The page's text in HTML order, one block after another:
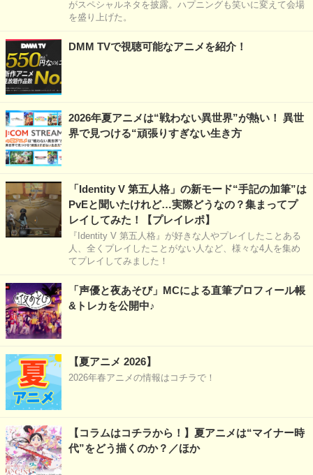
がスペシャルネタを披露。ハプニングも笑いに変えて会場
を盛り上げた。
DMM TVで視聴可能なアニメを紹介！
2026年夏アニメは“戦わない異世界”が熱い！ 異世
界で見つける“頑張りすぎない生き方
「Identity V 第五人格」の新モード“手記の加筆”は
PvEと聞いたけれど…実際どうなの？集まってプ
レイしてみた！【プレイレポ】
『Identity V 第五人格』が好きな人やプレイしたことある
人、全くプレイしたことがない人など、様々な4人を集め
てプレイしてみました！
「声優と夜あそび」MCによる直筆プロフィール帳
&トレカを公開中♪
【夏アニメ 2026】
2026年春アニメの情報はコチラで！
【コラムはコチラから！】夏アニメは“マイナー時
代”をどう描くのか？／ほか